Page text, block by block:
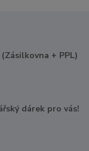
+ PPL)
dárek pro vás!